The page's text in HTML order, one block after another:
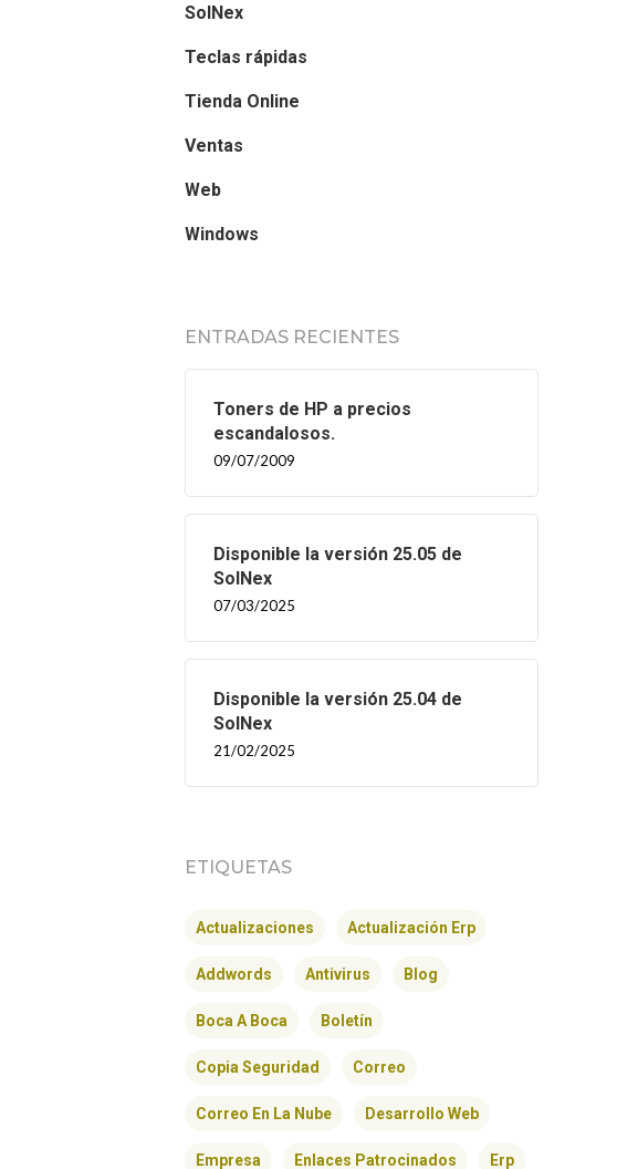
SolNex
Teclas rápidas
Tienda Online
Ventas
Web
Windows
ENTRADAS RECIENTES
Toners de HP a precios
escandalosos.
09/07/2009
Disponible la versión 25.05 de
SolNex
07/03/2025
Disponible la versión 25.04 de
SolNex
21/02/2025
ETIQUETAS
Actualizaciones Actualización Erp
Addwords Antivirus Blog
Boca A Boca Boletín
Copia Seguridad Correo
Correo En La Nube Desarrollo Web
Empresa Enlaces Patrocinados Erp